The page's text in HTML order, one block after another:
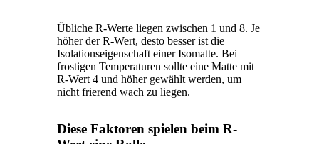
Übliche R-Werte liegen zwischen 1 und 8. Je
höher der R-Wert, desto besser ist die
Isolationseigenschaft einer Isomatte. Bei
frostigen Temperaturen sollte eine Matte mit
R-Wert 4 und höher gewählt werden, um
nicht frierend wach zu liegen.
Diese Faktoren spielen beim R-